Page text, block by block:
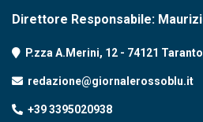
Direttore Responsabile:
P.zza A.Merini, 12 - 74121 Taranto
redazione@giornalerossoblu.it
+39 3395020938